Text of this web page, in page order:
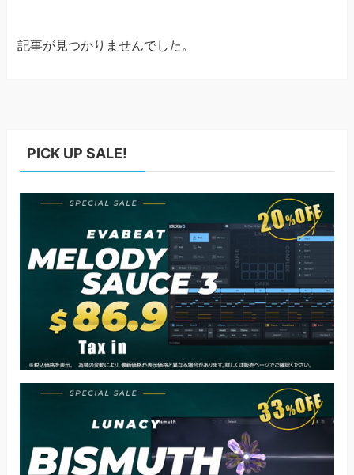
記事が見つかりませんでした。
PICK UP SALE!